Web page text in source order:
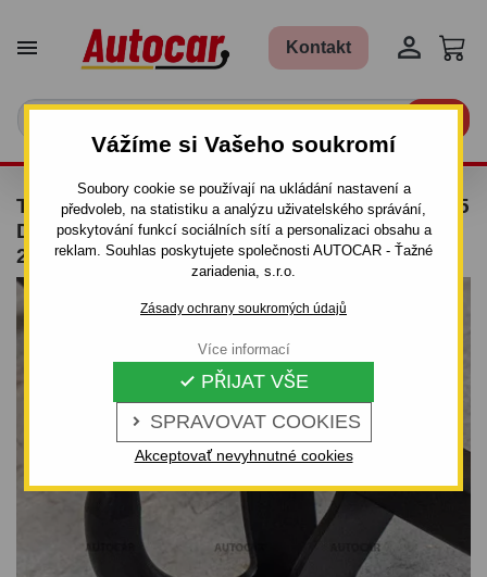
Vážíme si Vašeho soukromí
Soubory cookie se používají na ukládání nastavení a
předvoleb, na statistiku a analýzu uživatelského správání,
poskytování funkcí sociálních sítí a personalizaci obsahu a
reklam. Souhlas poskytujete společnosti AUTOCAR - Ťažné
zariadenia, s.r.o.
Zásady ochrany soukromých údajů
 SPRAVOVAT COOKIES
 PŘIJAT VŠE
Akceptovať nevyhnutné cookies
Více informací
 Kontakt 
TAŽNÉ ZAŘÍZENÍ PRO NISSAN PRIMERA - 4/5
DV., (P 12) - ŠROUBOVÝ SYSTÉM - OD
2002/03 DO